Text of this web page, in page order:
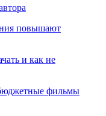
повышают
и как не
фильмы